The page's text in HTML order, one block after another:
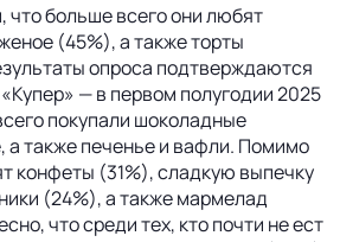
больше всего они любят
(45%), а также торты
опроса подтверждаются
— в первом полугодии 2025
покупали шоколадные
а также печенье и вафли. Помимо
конфеты (31%), сладкую выпечку
(24%), а также мармелад
что среди тех, кто почти не ест